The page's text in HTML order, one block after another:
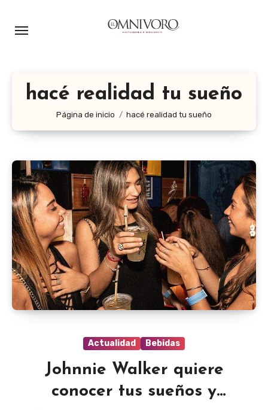
hacé realidad tu sueño
Página de inicio hacé realidad tu sueño
Actualidad Bebidas
Johnnie Walker quiere
conocer tus sueños y